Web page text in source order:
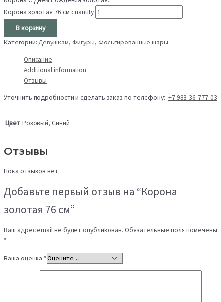
Корона золотая 76 см quantity
В корзину
Категории: Девушкам, Фигуры, Фольгированные шары
Описание
Additional information
Отзывы
Уточнить подробности и сделать заказ по телефону: +7 988-36-777-03
Цвет Розовый, Синий
Отзывы
Пока отзывов нет.
Добавьте первый отзыв на “Корона
золотая 76 см”
Ваш адрес email не будет опубликован. Обязательные поля помечены
*
Ваша оценка *